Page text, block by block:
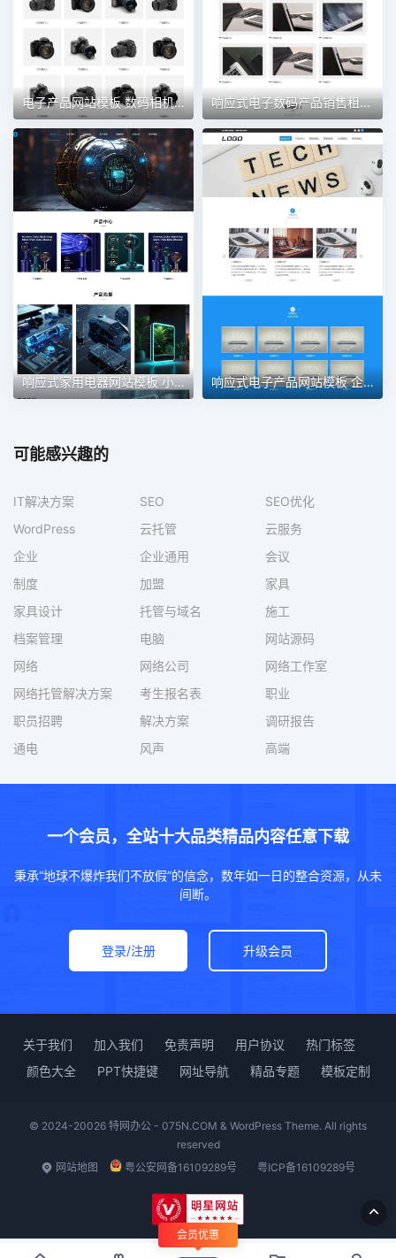
电子产品网站模板 数码相机网站 响应式电子数码产品销售租赁网站
响应式家用电器网站模板 小家电网站 响应式电子产品网站模板 企业通用网站
可能感兴趣的
IT解决方案 SEO
SEO优化
WordPress
云托管
云服务
企业
企业通用
会议
制度
加盟
家具
家具设计
托管与域名
施工
档案管理
电脑
网站源码
网络
网络公司
网络工作室
网络托管解决方案
考生报名表
职业
职员招聘
解决方案
调研报告
通电
风声 高端
一个会员，全站十大品类精品内容任意下载
秉承“地球不爆炸我们不放假”的信念，数年如一日的整合资源，从未
间断。
登录/注册 升级会员
关于我们 加入我们 免责声明 用户协议
热门标签
颜色大全
PPT快捷键 网址导航 精品专题 模板定制
© 2024-20026 特网办公 - 075N.COM & WordPress Theme. All rights
reserved
网站地图
粤公安网备16109289号 粤ICP备16109289号
会员优惠